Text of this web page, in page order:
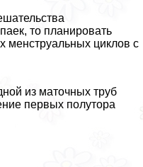
то планировать
мeнcтpуальных циклов с
из маточных труб
первых полутора